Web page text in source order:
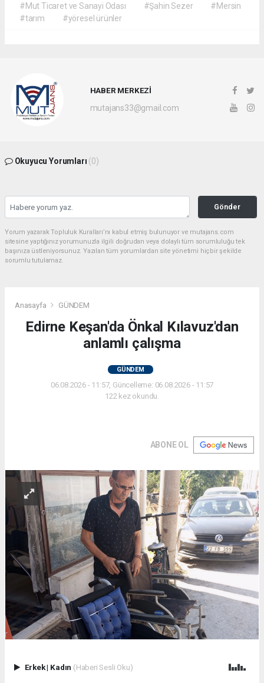
#Mut Ticaret ve Sanayi Odası
#Şahin Sezer
#Mersin
#tarım
#yöresel ürünler
HABER MERKEZİ
mutajans33@gmail.com
Okuyucu Yorumları (0)
Gönder
Yorum yazarak Topluluk Kuralları’nı kabul etmiş bulunuyor ve mutajans.com
sitesine yaptığınız yorumunuzla ilgili doğrudan veya dolaylı tüm sorumluluğu tek
başınıza üstleniyorsunuz. Yazılan tüm yorumlardan site yönetimi hiçbir şekilde
sorumlu tutulamaz.
Anasayfa GÜNDEM
Edirne Keşan'da Önkal Kılavuz'dan
anlamlı çalışma
GÜNDEM
06.08.2026 - 11:57, Güncelleme: 06.08.2026 - 11:57
122 kez okundu.
ABONE OL
Erkek| Kadın (Haberi Sesli Oku)